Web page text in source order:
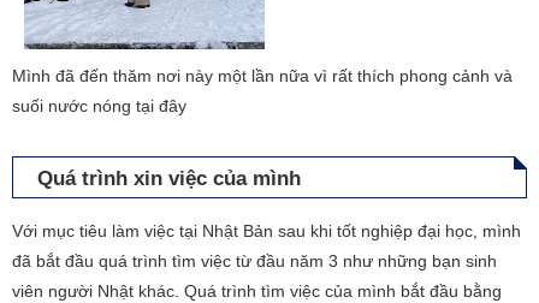
Mình đã đến thăm nơi này một lần nữa vì rất thích phong cảnh và
suối nước nóng tại đây
Quá trình xin việc của mình
Với mục tiêu làm việc tại Nhật Bản sau khi tốt nghiệp đại học, mình
đã bắt đầu quá trình tìm việc từ đầu năm 3 như những bạn sinh
viên người Nhật khác. Quá trình tìm việc của mình bắt đầu bằng